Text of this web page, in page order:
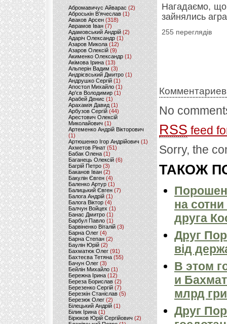
Абромавичус Айварас (2)
Аброськін В’ячеслав(1)
Аваков Арсен (318)
Аврамов Іван (7)
Адамовський Андрій(2)
Адаріч Олександр (1)
Азаров Микола (12)
Азаров Олексій (9)
Акименко Олександр(1)
Акімова Ірина(13)
Альперін Вадим (3)
Андрієвський Дмитро(1)
Андрушко Сергій(1)
Апостол Михайло(1)
Ар'єв Володимир (1)
Арабей Денис(1)
Арахамія Давид (1)
Арбузов Сергій (44)
Арестович Олексій
Миколайович(1)
Артеменко Андрій Вікторович
(1)
Артюшенко Ігор Андрійович(1)
Ахметов Рінат(51)
Бабак Олена(1)
Баганець Олексій(6)
Багрій Петро (3)
Баканов Іван(2)
Бакулін Євген (4)
Баленко Артур(1)
Балицький Євген(7)
Балога Андрій (1)
Балога Віктор (4)
Балчун Войцех (1)
Банас Дмитро (1)
Барбул Павло(1)
Барвіненко Віталій(3)
Барна Олег (4)
Барна Степан (2)
Баулін Юрій (2)
Бахматюк Олег (91)
Бахтеєва Тетяна(55)
Бачун Олег (3)
Бейлін Михайло (1)
Бережна Ірина(12)
Береза Борислав(2)
Березенко Сергій (7)
Березкін Станіслав (5)
Березюк Олег(2)
Білецький Андрій (1)
Білик Ірина (1)
Бірюков Юрій Сергійович (2)
Нагадаємо,
зайнялись
255 переглядів
No
RSS feed
Sorry, the
ТАКОЖ
на
друга
Друг
від
В этом
и
млрд
Друг